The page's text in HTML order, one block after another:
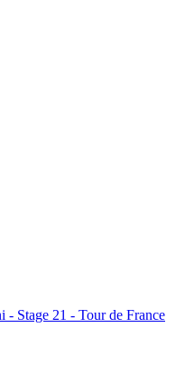
- Stage 21 - Tour de France